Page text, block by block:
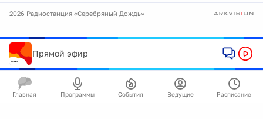
2026 Радиостанция «Серебряный Дождь»
Прямой эфир
Главная Программы События Ведущие Расписание